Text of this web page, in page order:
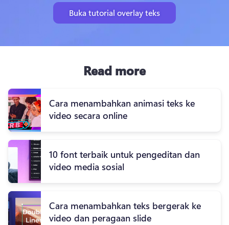
Buka tutorial overlay teks
Read more
Cara menambahkan animasi teks ke
video secara online
10 font terbaik untuk pengeditan dan
video media sosial
Cara menambahkan teks bergerak ke
video dan peragaan slide